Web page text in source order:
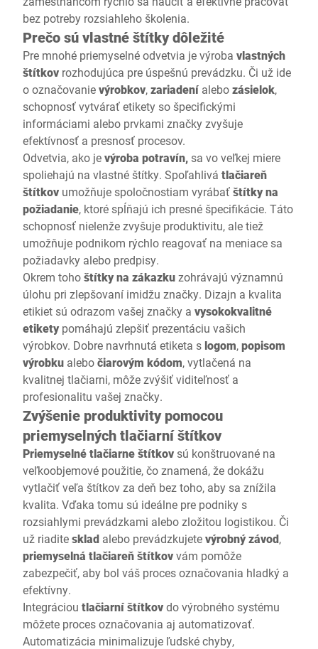
bez potreby rozsiahleho školenia.
Prečo sú vlastné štítky dôležité
Pre mnohé priemyselné odvetvia je výroba vlastných
štítkov rozhodujúca pre úspešnú prevádzku. Či už ide
o označovanievýrobkov,zariadení alebozásielok,
schopnosť vytvárať etikety so špecifickými
informáciami alebo prvkami značky zvyšuje
efektívnosť a presnosť procesov.
Odvetvia, ako jevýroba potravín, sa vo veľkej miere
spoliehajú na vlastné štítky. Spoľahlivá tlačiareň
štítkov umožňuje spoločnostiam vyrábaťštítky na
požiadanie, ktoré spĺňajú ich presné špecifikácie. Táto
schopnosť nielenže zvyšuje produktivitu, ale tiež
umožňuje podnikom rýchlo reagovať na meniace sa
požiadavky alebo predpisy.
Okrem tohoštítky na zákazkuzohrávajú významnú
úlohu pri zlepšovaní imidžu značky. Dizajn a kvalita
etikiet sú odrazom vašej značky a vysokokvalitné
etiketypomáhajú zlepšiť prezentáciu vašich
výrobkov. Dobre navrhnutá etiketa s logom,popisom
výrobku alebočiarovým kódom, vytlačená na
kvalitnej tlačiarni, môže zvýšiť viditeľnosť a
profesionalitu vašej značky.
Zvýšenie produktivity pomocou
priemyselných tlačiarní štítkov
Priemyselné tlačiarne štítkov sú konštruované na
veľkoobjemové použitie, čo znamená, že dokážu
vytlačiť veľa štítkov za deň bez toho, aby sa znížila
kvalita. Vďaka tomu sú ideálne pre podniky s
rozsiahlymi prevádzkami alebo zložitou logistikou. Či
už riaditesklad alebo prevádzkujetevýrobný závod,
priemyselná tlačiareň štítkovvám pomôže
zabezpečiť, aby bol váš proces označovania hladký a
efektívny.
Integráciou tlačiarní štítkovdo výrobného systému
môžete proces označovania aj automatizovať.
Automatizácia minimalizuje ľudské chyby,